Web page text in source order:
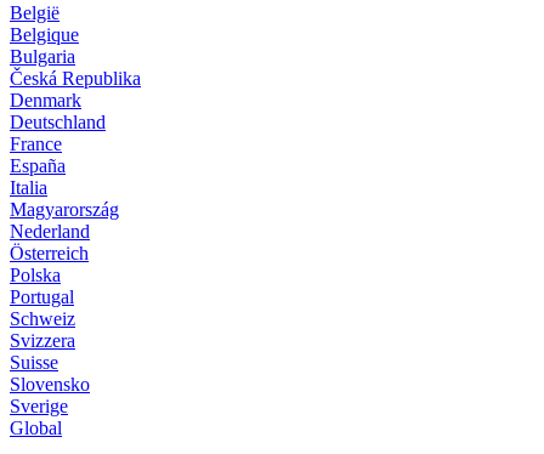
België
Belgique
Bulgaria
Česká Republika
Denmark
Deutschland
France
España
Italia
Magyarország
Nederland
Österreich
Polska
Portugal
Schweiz
Svizzera
Suisse
Slovensko
Sverige
Global